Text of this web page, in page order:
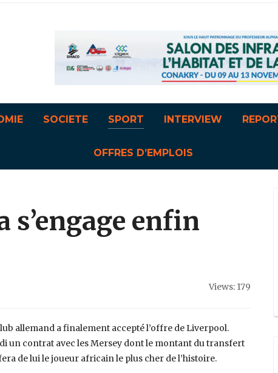
SOCIETE SPORT INTERVIEW
OFFRES D’EMPLOIS
s’engage enfin
Views: 179
allemand a finalement accepté l’offre de Liverpool.
un contrat avec les Mersey dont le montant du transfert
de lui le joueur africain le plus cher de l’histoire.